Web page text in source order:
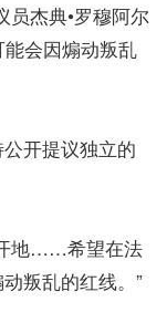
员杰典•罗穆阿尔
会因煽动叛乱
开提议独立的
地……希望在法
叛乱的红线。”